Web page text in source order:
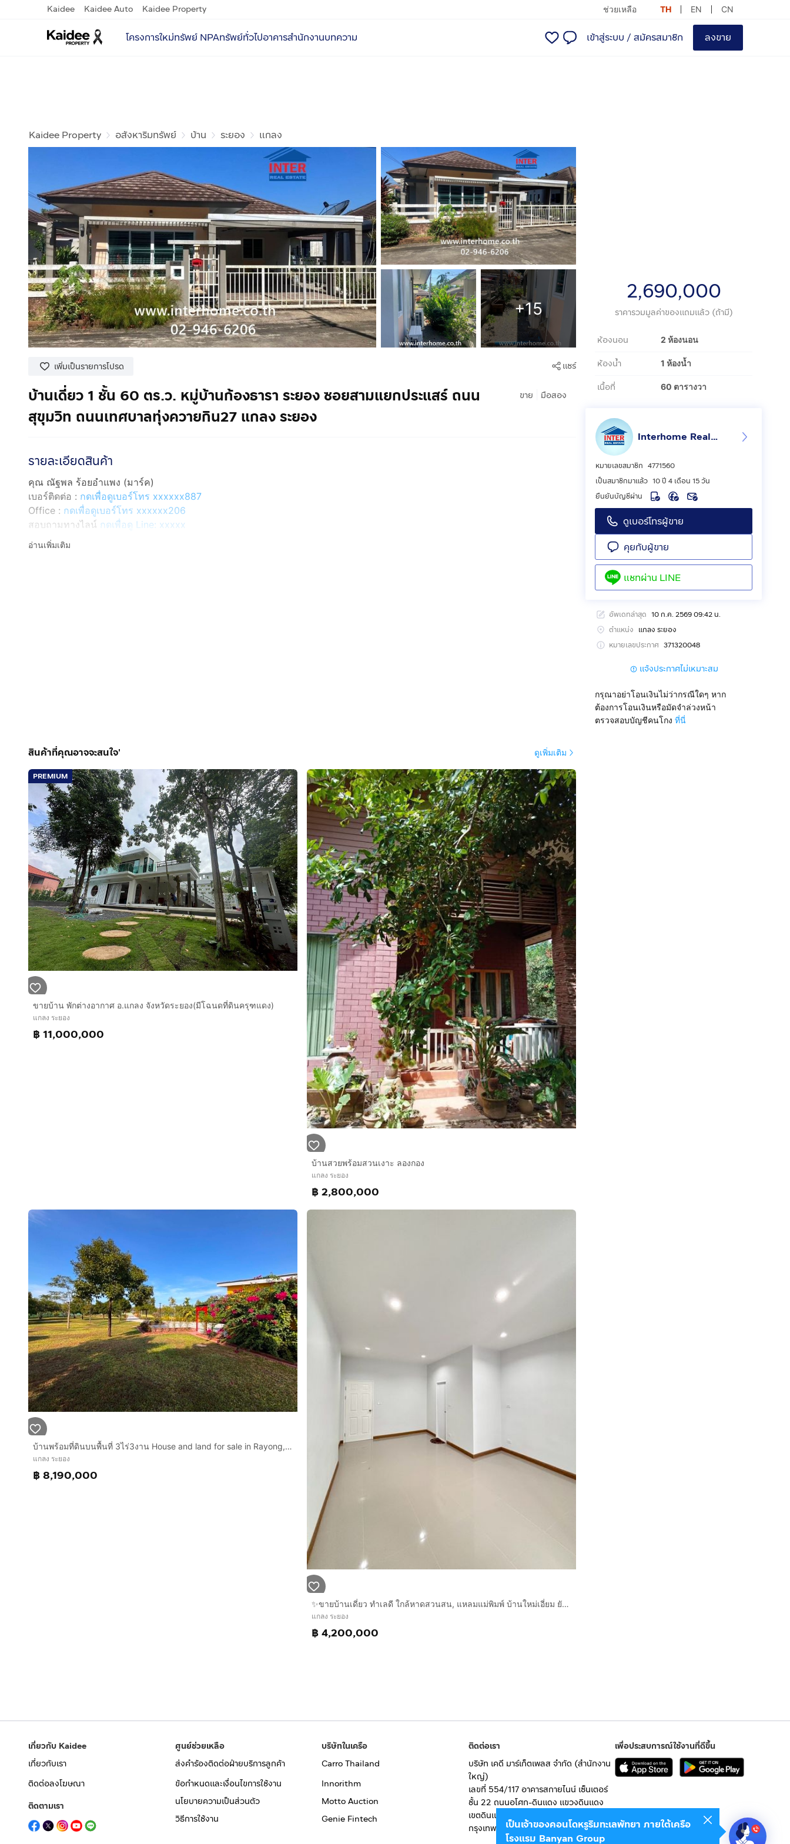
Kaidee Kaidee Auto Kaidee Property ช่วยเหลือ TH EN CN
โครงการใหม่ทรัพย์ NPAทรัพย์ทั่วไปอาคารสำนักงานบทความ เข้าสู่ระบบ / สมัครสมาชิก ลงขาย
Kaidee Property อสังหาริมทรัพย์ บ้าน ระยอง แกลง
+15
เพิ่มเป็นรายการโปรด แชร์
ขาย มือสอง
บ้านเดี่ยว 1 ชั้น 60 ตร.ว. หมู่บ้านก้องธารา ระยอง ซอยสามแยกประแสร์ ถนน
สุขุมวิท ถนนเทศบาลทุ่งควายกิน27 แกลง ระยอง
รายละเอียดสินค้า
คุณ ณัฐพล ร้อยอำแพง (มาร์ค)
เบอร์ติดต่อ : กดเพื่อดูเบอร์โทร xxxxxx887
Office : กดเพื่อดูเบอร์โทร xxxxxx206
สอบถามทางไลน์ กดเพื่อดู Line: xxxxx
Line ID: @interhome
มีที่จอดรถ 1 คัน แอร์ 3 ตัว กล้องวงจรปิด มุ้งลวด เหล็ดดัด ม่าน สนาม
การตกแต่ง :
หมู่บ้านสงบร่มรื่น เฟอร์นิเจอร์บิวท์อิน ปั้มน้ำ ชุดโซฟา
พื้นปูด้วยกระเบื้อง ห้องครัวเป็นเฟอร์นิเจอร์บิวท์อิน
ทำเลดีสถานที่ใกล้เคียง :
ใกล้สิ่งอำนวยความสะดวกมากมาย เซเว่น CJ ตลาดสดผาสุข
ห่างจากน้ำตกเขาชะเมา 18 กิโลเมตร
ห่างจากแหลมแม่พิมพ์ 20 กิโลเมตร
การเดินทางสะดวก :
ถนนสุขุมวิท
ถนนเทศบาลทุ่งควายกิน27
บริษัท อินเตอร์โฮม เรียลตี้ เอสเตท จำกัด
Interhome Realty Estate
www.interhome.co.th
โทร.กดเพื่อดูเบอร์โทร xxxxxx206
https://www.interhome.co.th/propertydetail.php?propcode=67023
อ่านเพิ่มเติม
2,690,000
ราคารวมมูลค่าของแถมแล้ว (ถ้ามี)
ห้องนอน 2 ห้องนอน
ห้องน้ำ 1 ห้องน้ำ
เนื้อที่ 60 ตารางวา
Interhome Realty Estate
หมายเลขสมาชิก 4771560
เป็นสมาชิกมาแล้ว 10 ปี 4 เดือน 15 วัน
ยืนยันบัญชีผ่าน
ดูเบอร์โทรผู้ขาย
คุยกับผู้ขาย
แชทผ่าน LINE
อัพเดทล่าสุด 10 ก.ค. 2569 09:42 น.
ตำแหน่ง แกลง ระยอง
หมายเลขประกาศ 371320048
แจ้งประกาศไม่เหมาะสม
กรุณาอย่าโอนเงินไม่ว่ากรณีใดๆ หาก
ต้องการโอนเงินหรือมัดจำล่วงหน้า
ตรวจสอบบัญชีคนโกง ที่นี่
สินค้าที่คุณอาจจะสนใจ' ดูเพิ่มเติม
PREMIUM
ขายบ้าน พักต่างอากาศ อ.แกลง จังหวัดระยอง(มีโฉนดที่ดินครุฑแดง)​​​​​
แกลง ระยอง
฿ 11,000,000
บ้านสวยพร้อมสวนเงาะ ลองกอง
แกลง ระยอง
฿ 2,800,000
บ้านพร้อมที่ดินบนพื้นที่ 3ไร่3งาน House and land for sale in Rayong, measuring 3 rai and 3 ngan.
แกลง ระยอง
฿ 8,190,000
✨ขายบ้านเดี่ยว ทำเลดี ใกล้หาดสวนสน, แหลมแม่พิมพ์ บ้านใหม่เอี่ยม ยังไม่เคยเข้าอยู่ ✨
แกลง ระยอง
฿ 4,200,000
เกี่ยวกับ Kaidee
เกี่ยวกับเรา
ติดต่อลงโฆษณา
ติดตามเรา
ศูนย์ช่วยเหลือ
ส่งคำร้องติดต่อฝ่ายบริการลูกค้า
ข้อกำหนดและเงื่อนไขการใช้งาน
นโยบายความเป็นส่วนตัว
วิธีการใช้งาน
บริษัทในเครือ
Carro Thailand
Innorithm
Motto Auction
Genie Fintech
ติดต่อเรา
บริษัท เคดี มาร์เก็ตเพลส จำกัด (สำนักงาน
ใหญ่)
เลขที่ 554/117 อาคารสกายไนน์ เซ็นเตอร์
ชั้น 22 ถนนอโศก-ดินแดง แขวงดินแดง
เขตดินแดง
กรุงเทพมหานคร 10400
เพื่อประสบการณ์ใช้งานที่ดีขึ้น
เป็นเจ้าของคอนโดหรูริมทะเลพัทยา ภายใต้เครือ
โรงแรม Banyan Group